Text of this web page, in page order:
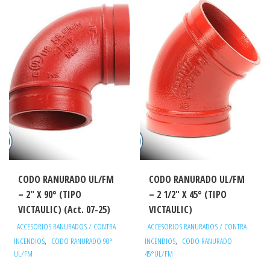
CODO RANURADO UL/FM
– 2″ X 90° (TIPO
VICTAULIC) (Act. 07-25)
ACCESORIOS RANURADOS / CONTRA
INCENDIOS, CODO RANURADO 90°
UL/FM
CODO RANURADO UL/FM
– 2 1/2″ X 45° (TIPO
VICTAULIC)
ACCESORIOS RANURADOS / CONTRA
INCENDIOS, CODO RANURADO
45°UL/FM